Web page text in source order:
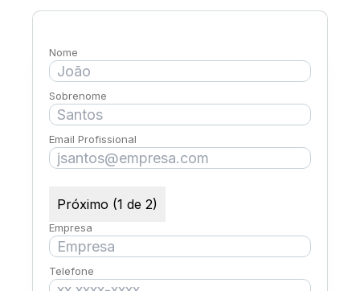
Nome
Sobrenome
Email Profissional
Próximo (1 de 2)
Empresa
Telefone